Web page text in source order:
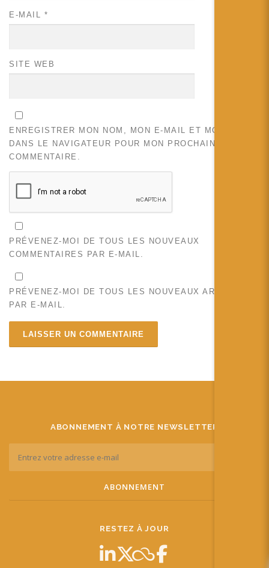
E-MAIL *
SITE WEB
ENREGISTRER MON NOM, MON E-MAIL ET MON SITE
DANS LE NAVIGATEUR POUR MON PROCHAIN
COMMENTAIRE.
PRÉVENEZ-MOI DE TOUS LES NOUVEAUX
COMMENTAIRES PAR E-MAIL.
PRÉVENEZ-MOI DE TOUS LES NOUVEAUX ARTICLES
PAR E-MAIL.
ABONNEMENT À NOTRE NEWSLETTER
RESTEZ À JOUR